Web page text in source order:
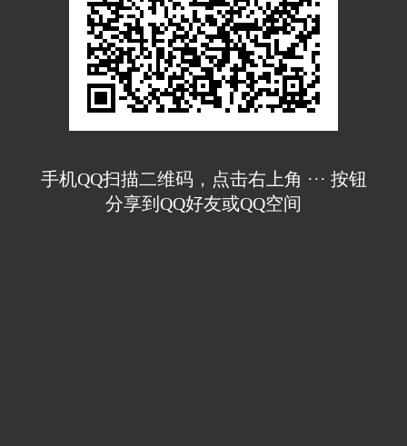
手机QQ扫描二维码，点击右上角 ··· 按钮
分享到QQ好友或QQ空间